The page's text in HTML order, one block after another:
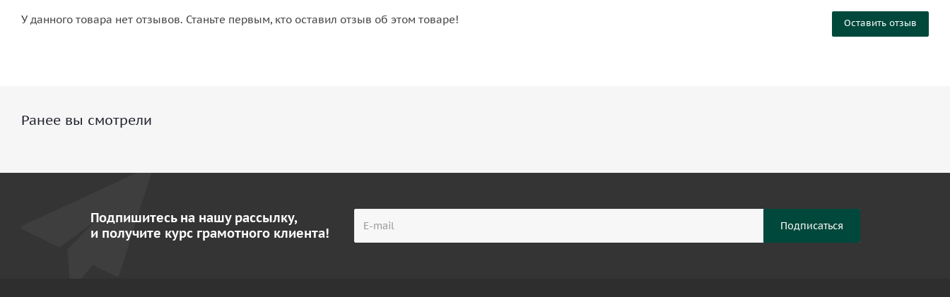
Оставить отзыв
У данного товара нет отзывов. Станьте первым, кто оставил отзыв об этом товаре!
Ранее вы смотрели
Подпишитесь на нашу рассылку,
и получите курс грамотного клиента!